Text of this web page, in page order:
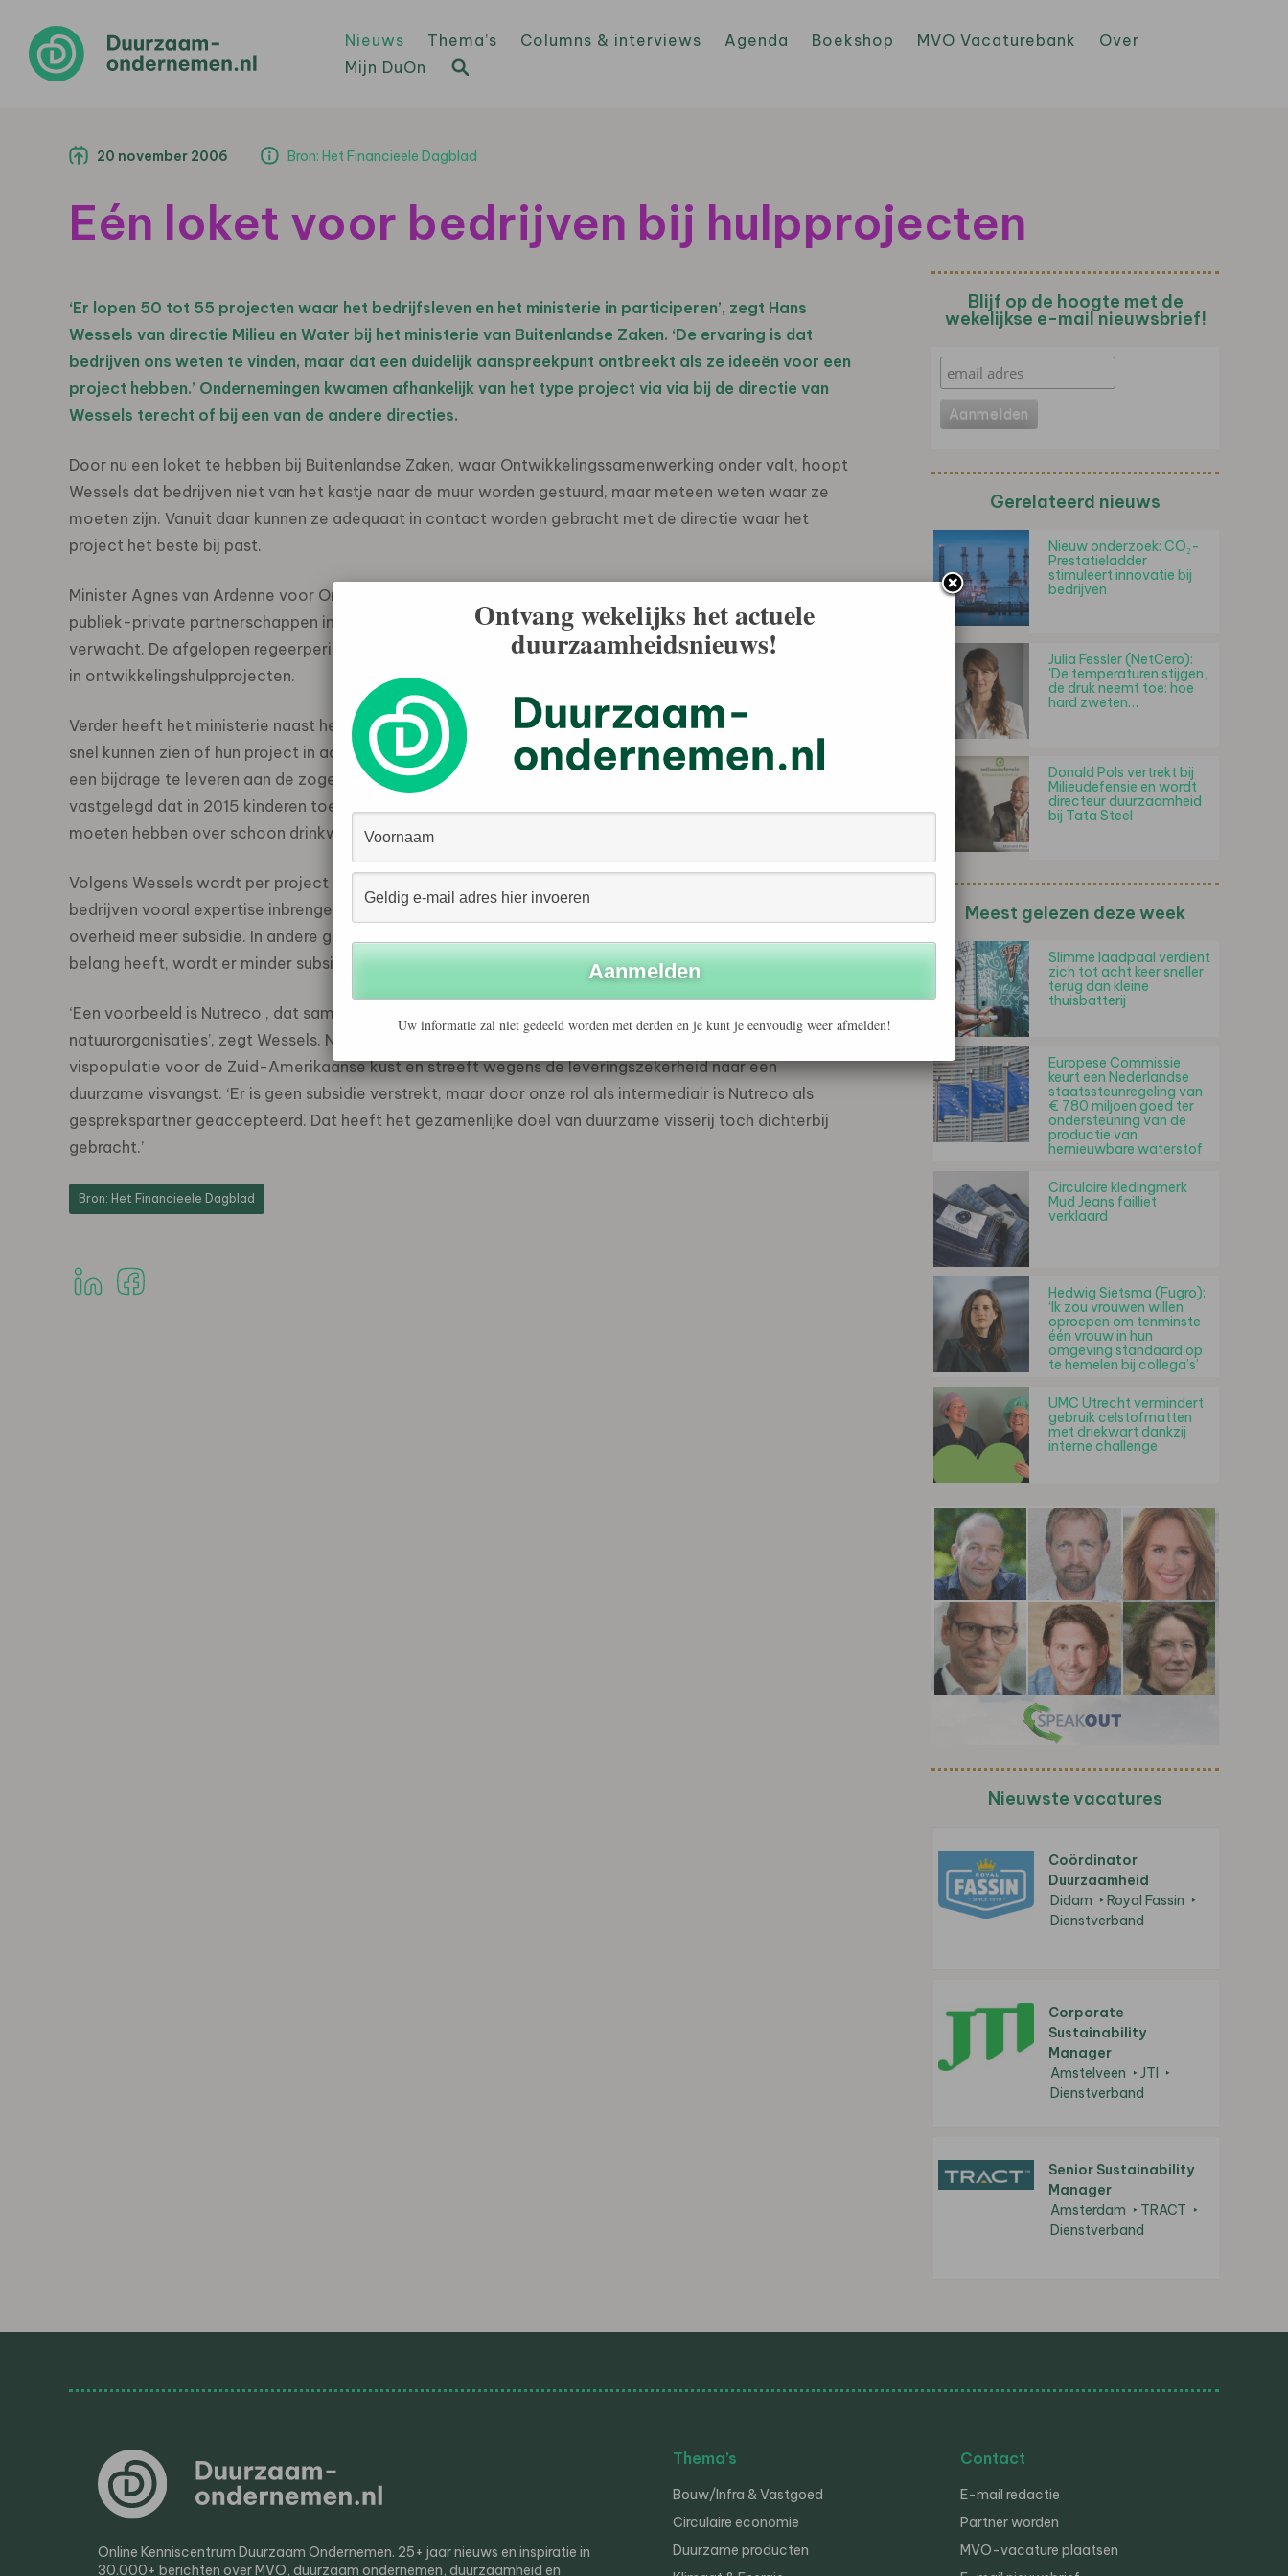
Nieuws Thema’s Columns & interviews Agenda Boekshop MVO Vacaturebank
Over
Mijn DuOn
20 november 2006 Bron: Het Financieele Dagblad
Eén loket voor bedrijven bij hulpprojecten
‘Er lopen 50 tot 55 projecten waar het bedrijfsleven en het ministerie in participeren’, zegt Hans
Wessels van directie Milieu en Water bij het ministerie van Buitenlandse Zaken. ‘De ervaring is dat
bedrijven ons weten te vinden, maar dat een duidelijk aanspreekpunt ontbreekt als ze ideeën voor een
project hebben.’ Ondernemingen kwamen afhankelijk van het type project via via bij de directie van
Wessels terecht of bij een van de andere directies.
Door nu een loket te hebben bij Buitenlandse Zaken, waar Ontwikkelingssamenwerking onder valt, hoopt
Wessels dat bedrijven niet van het kastje naar de muur worden gestuurd, maar meteen weten waar ze
moeten zijn. Vanuit daar kunnen ze adequaat in contact worden gebracht met de directie waar het
project het beste bij past.
Minister Agnes van Ardenne voor Ontwikkelingssamenwerking zei vorige week bij een bijeenkomst over
publiek-private partnerschappen in Rotterdam dat het aantal van vijftig projecten hoger is dan
verwacht. De afgelopen regeerperiode heeft de minister gepleit voor een grotere rol van private partijen
in ontwikkelingshulpprojecten.
Verder heeft het ministerie naast het loket een scan met vijftien criteria gelanceerd waarmee bedrijven
snel kunnen zien of hun project in aanmerking komt voor subsidie. Zo dienen hulpprojecten onder meer
een bijdrage te leveren aan de zogenoemde millenniumdoelstellingen. Hierin is in 2000 onder meer
vastgelegd dat in 2015 kinderen toegang dienen te hebben tot onderwijs, mensen de beschikking
moeten hebben over schoon drinkwater en dat het aantal mensen dat honger lijdt moet zijn gehalveerd.
Volgens Wessels wordt per project bekeken hoe de financiering wordt ingevuld. Bij projecten waar
bedrijven vooral expertise inbrengen om bijvoorbeeld voor drinkwaterverbetering te zorgen, verstrekt de
overheid meer subsidie. In andere gevallen waarbij het bedrijf naast de geboden hulp zelf een financieel
belang heeft, wordt er minder subsidie verstrekt.
‘Een voorbeeld is Nutreco , dat samen met ons in gesprek is gegaan met Peru, lokale visserijbedrijven en
natuurorganisaties’, zegt Wessels. Nutreco is voor de productie van vismeel afhankelijk van de
vispopulatie voor de Zuid-Amerikaanse kust en streeft wegens de leveringszekerheid naar een
duurzame visvangst. ‘Er is geen subsidie verstrekt, maar door onze rol als intermediair is Nutreco als
gesprekspartner geaccepteerd. Dat heeft het gezamenlijke doel van duurzame visserij toch dichterbij
gebracht.’
Bron: Het Financieele Dagblad
Blijf op de hoogte met de
wekelijkse e-mail nieuwsbrief!
Gerelateerd nieuws
Nieuw onderzoek: CO₂-
Prestatieladder
stimuleert innovatie bij
bedrijven
Julia Fessler (NetCero):
'De temperaturen stijgen,
de druk neemt toe: hoe
hard zweten…
Donald Pols vertrekt bij
Milieudefensie en wordt
directeur duurzaamheid
bij Tata Steel
Meest gelezen deze week
Slimme laadpaal verdient
zich tot acht keer sneller
terug dan kleine
thuisbatterij
Europese Commissie
keurt een Nederlandse
staatssteunregeling van
€ 780 miljoen goed ter
ondersteuning van de
productie van
hernieuwbare waterstof
Circulaire kledingmerk
Mud Jeans failliet
verklaard
Hedwig Sietsma (Fugro):
‘Ik zou vrouwen willen
oproepen om tenminste
één vrouw in hun
omgeving standaard op
te hemelen bij collega’s’
UMC Utrecht vermindert
gebruik celstofmatten
met driekwart dankzij
interne challenge
Nieuwste vacatures
Coördinator
Duurzaamheid
Didam
Royal Fassin
Dienstverband
Corporate
Sustainability
Manager
Amstelveen
JTI
Dienstverband
Senior Sustainability
Manager
Amsterdam
TRACT
Dienstverband
Online Kenniscentrum Duurzaam Ondernemen. 25+ jaar nieuws en inspiratie in
30.000+ berichten over MVO, duurzaam ondernemen, duurzaamheid en
Thema’s
Bouw/Infra & Vastgoed
Circulaire economie
Duurzame producten
Contact
E-mail redactie
Partner worden
MVO-vacature plaatsen
Ontvang wekelijks het actuele
duurzaamheidsnieuws!
Uw informatie zal niet gedeeld worden met derden en je kunt je eenvoudig weer afmelden!